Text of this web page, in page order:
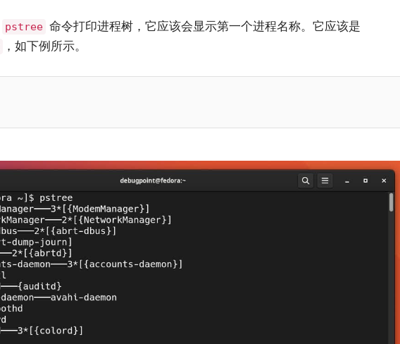
pstree 命令打印进程树，它应该会显示第一个进程名称。它应该是
，如下例所示。